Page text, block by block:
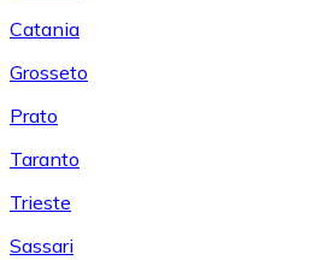
Catania
Grosseto
Prato
Taranto
Trieste
Sassari